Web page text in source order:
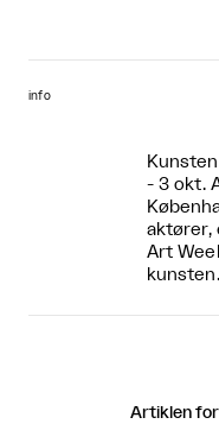
info
- 3 okt.
aktører,
Art
Artiklen